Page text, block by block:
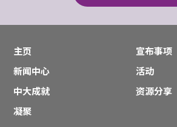
主页
宣布事项
新闻中心
活动
中大成就
资源分享
凝聚